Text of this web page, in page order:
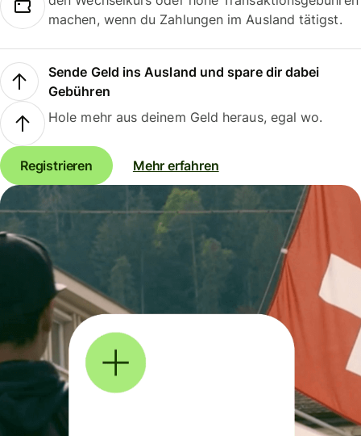
machen, wenn du Zahlungen im Ausland tätigst.
Sende Geld ins Ausland und spare dir dabei
Gebühren
Hole mehr aus deinem Geld heraus, egal wo.
Registrieren Mehr erfahren